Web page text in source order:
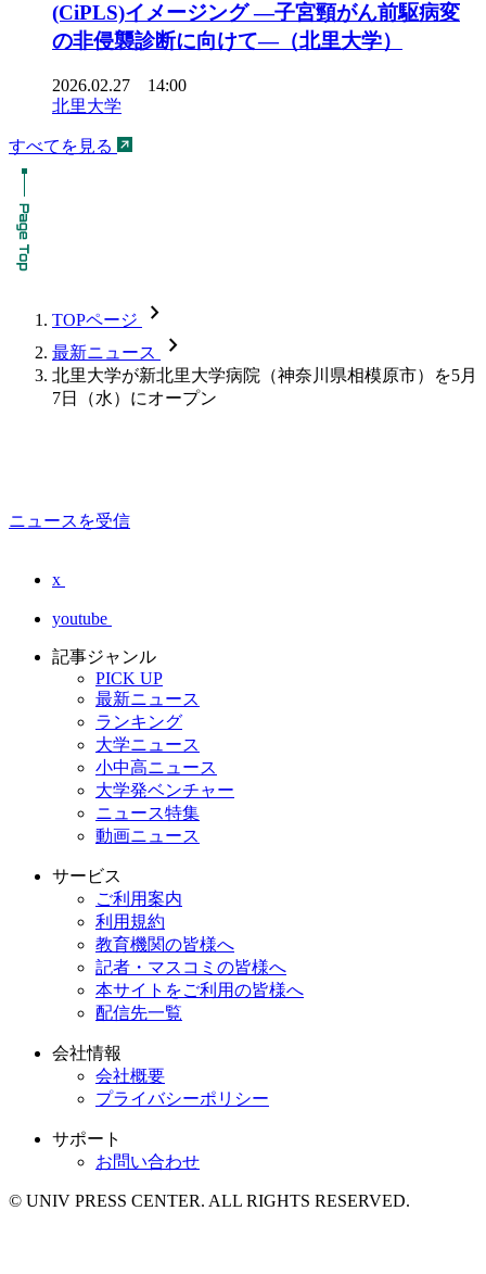
(CiPLS)イメージング ―子宮頸がん前駆病変
の非侵襲診断に向けて―（北里大学）
2026.02.27 14:00
北里大学
すべてを見る
TOPページ chevron_forward
最新ニュース chevron_forward
北里大学が新北里大学病院（神奈川県相模原市）を5月
7日（水）にオープン
ニュースを受信
x
youtube
記事ジャンル
PICK UP
最新ニュース
ランキング
大学ニュース
小中高ニュース
大学発ベンチャー
ニュース特集
動画ニュース
サービス
ご利用案内
利用規約
教育機関の皆様へ
記者・マスコミの皆様へ
本サイトをご利用の皆様へ
配信先一覧
会社情報
会社概要
プライバシーポリシー
サポート
お問い合わせ
© UNIV PRESS CENTER. ALL RIGHTS RESERVED.